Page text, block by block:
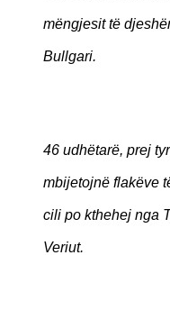
mëngjesit të
Bullgari.
46 udhëtarë, prej
mbijetojnë flakëve
cili po kthehej nga
Veriut.